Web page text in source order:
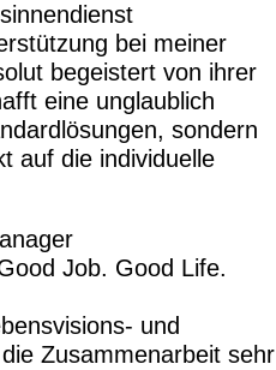
bei meiner
begeistert von ihrer
eine unglaublich
sondern
auf die individuelle
Job. Good Life.
und
Zusammenarbeit sehr